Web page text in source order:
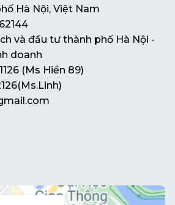
Hà Nội, Việt Nam
và đầu tư thành phố Hà Nội -
doanh
(Ms Hiền 89)